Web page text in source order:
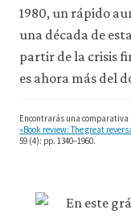
cookies
analíticas
nos
ayuden
la
funcionalidad
1980, un rápido
una década de
partir de la crisis
es ahora más del
Encontrarás una comparativa
«Book review: The great
59 (4): pp. 1340–1960.